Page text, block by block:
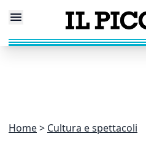
Home Cultura e spettacoli